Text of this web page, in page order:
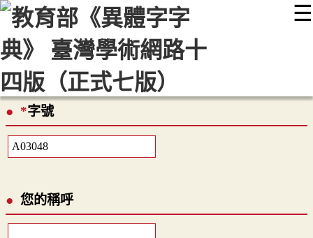
☰
::: 最新消息 常見問題 編輯說明
顯示模式
網站導覽
*字號
您的稱呼